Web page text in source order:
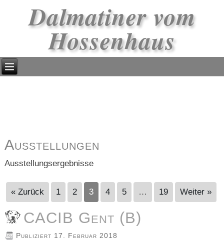
Dalmatiner vom
Hossenhaus
Ausstellungen
Ausstellungsergebnisse
« Zurück 1 2 3 4 5 … 19 Weiter »
CACIB Gent (B)
Publiziert 17. Februar 2018